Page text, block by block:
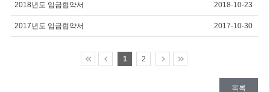
2018년도 임금협약서 2018-10-23
2017년도 임금협약서 2017-10-30
1 2
목록